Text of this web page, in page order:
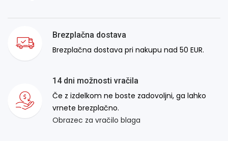
Brezplačna dostava
Brezplačna dostava pri nakupu nad 50 EUR.
14 dni možnosti vračila
Če z izdelkom ne boste zadovoljni, ga lahko
vrnete brezplačno.
Obrazec za vračilo blaga